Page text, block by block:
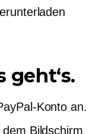
geht‘s.
Konto an.
Bildschirm